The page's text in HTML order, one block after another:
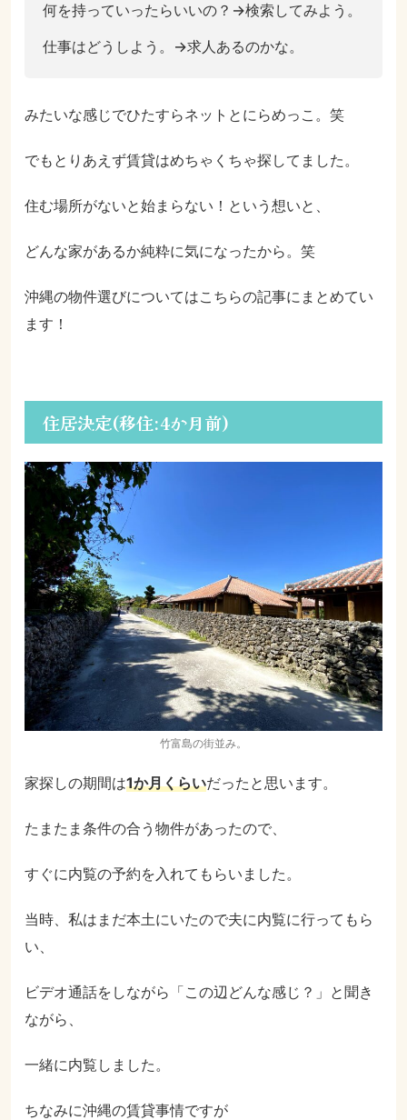
何を持っていったらいいの？→検索してみよう。
仕事はどうしよう。→求人あるのかな。
みたいな感じでひたすらネットとにらめっこ。笑
でもとりあえず賃貸はめちゃくちゃ探してました。
住む場所がないと始まらない！という想いと、
どんな家があるか純粋に気になったから。笑
沖縄の物件選びについてはこちらの記事にまとめてい
ます！
住居決定(移住:4か月前)
竹富島の街並み。
家探しの期間は1か月くらいだったと思います。
たまたま条件の合う物件があったので、
すぐに内覧の予約を入れてもらいました。
当時、私はまだ本土にいたので夫に内覧に行ってもら
い、
ビデオ通話をしながら「この辺どんな感じ？」と聞き
ながら、
一緒に内覧しました。
ちなみに沖縄の賃貸事情ですが